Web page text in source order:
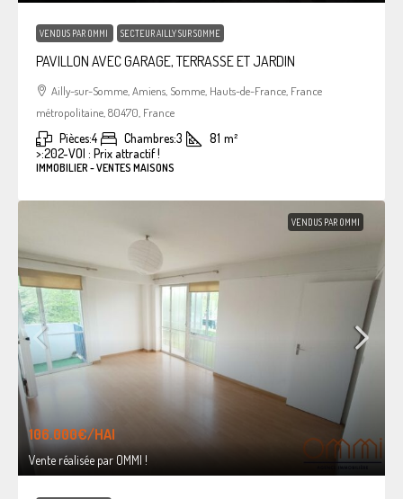
VENDUS PAR OMMI SECTEUR AILLY SUR SOMME
PAVILLON AVEC GARAGE, TERRASSE ET JARDIN
Ailly-sur-Somme, Amiens, Somme, Hauts-de-France, France
métropolitaine, 80470, France
Pièces:4 Chambres:3 81 m²
>:202-VOI : Prix attractif !
IMMOBILIER - VENTES MAISONS
VENDUS PAR OMMI
106.000€/HAI
Vente réalisée par OMMI !